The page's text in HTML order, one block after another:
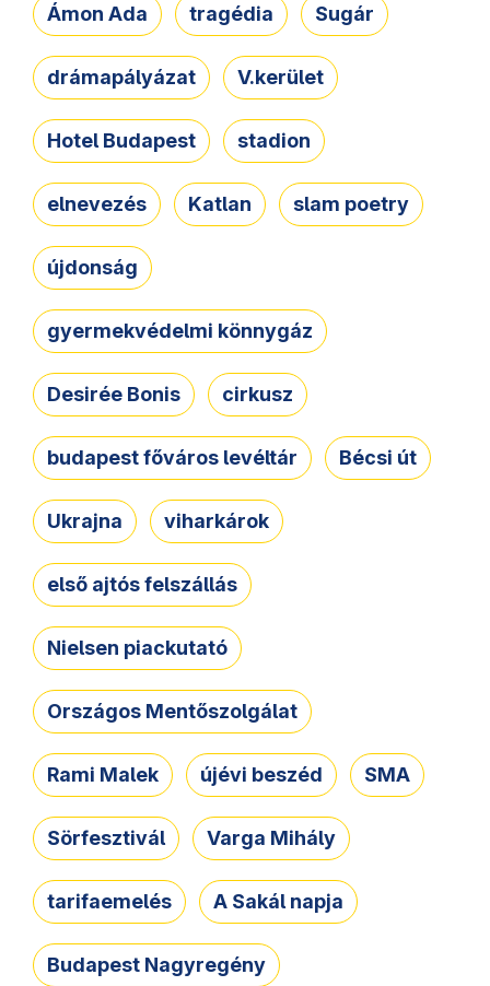
Ámon Ada tragédia Sugár
drámapályázat V.kerület
Hotel Budapest stadion
elnevezés Katlan slam poetry
újdonság
gyermekvédelmi könnygáz
Desirée Bonis cirkusz
budapest főváros levéltár Bécsi út
Ukrajna viharkárok
első ajtós felszállás
Nielsen piackutató
Országos Mentőszolgálat
Rami Malek újévi beszéd SMA
Sörfesztivál Varga Mihály
tarifaemelés A Sakál napja
Budapest Nagyregény